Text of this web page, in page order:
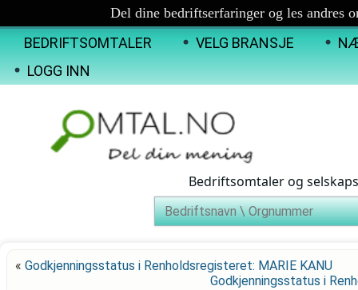
Del dine bedriftserfaringer og les andres
BEDRIFTSOMTALER VELG BRANSJE
LOGG INN
Bedriftsomtaler og
« Godkjenningsstatus i Renholdsregisteret: MARIE KANU
Godkjenningsstatus i